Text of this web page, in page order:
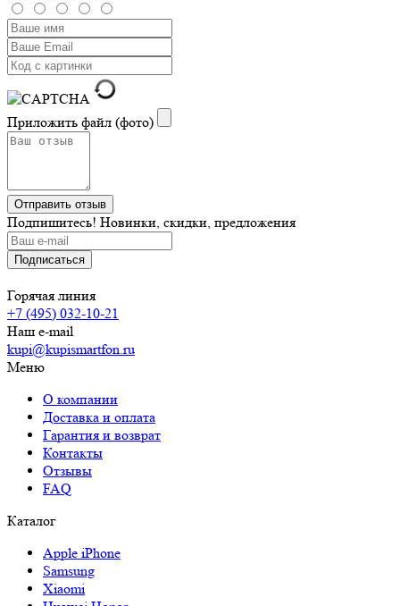
Приложить файл (фото)
Подпишитесь! Новинки, скидки, предложения
Горячая линия
+7 (495) 032-10-21
Наш e-mail
kupi@kupismartfon.ru
Меню
О компании
Доставка и оплата
Гарантия и возврат
Контакты
Отзывы
FAQ
Каталог
Apple iPhone
Samsung
Xiaomi